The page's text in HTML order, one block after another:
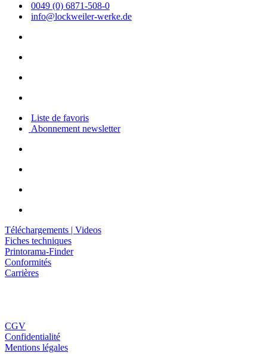
0049 (0) 6871-508-0
info@lockweiler-werke.de
Liste de favoris
Abonnement newsletter
Téléchargements | Videos
Fiches techniques
Printorama-Finder
Conformités
Carrières
CGV
Confidentialité
Mentions légales